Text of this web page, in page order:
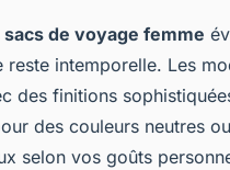
de voyage femme
reste intemporelle. Les
des finitions
des couleurs neutres
selon vos goûts